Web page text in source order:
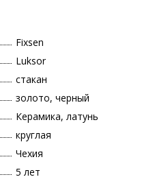
Fixsen
Luksor
стакан
золото, черный
Керамика, латунь
круглая
Чехия
5 лет